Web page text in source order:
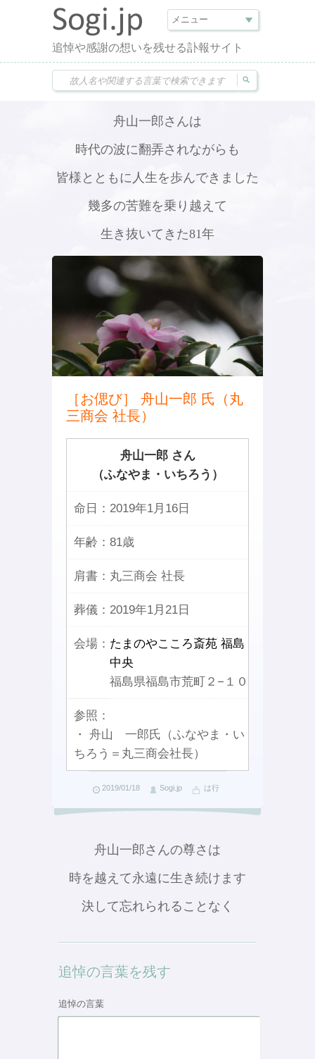
追悼や感謝の想いを残せる訃報サイト
舟山一郎さんは
時代の波に翻弄されながらも
皆様とともに人生を歩んできました
幾多の苦難を乗り越えて
生き抜いてきた81年
［お偲び］ 舟山一郎 氏（丸
三商会 社長）
舟山一郎 さん
（ふなやま・いちろう）
命日： 2019年1月16日
年齢： 81歳
肩書： 丸三商会 社長
葬儀： 2019年1月21日
会場： たまのやこころ斎苑 福島
中央
福島県福島市荒町２−１０
参照：
・ 舟山 一郎氏（ふなやま・い
ちろう＝丸三商会社長）
2019/01/18 Sogi.jp は行
舟山一郎さんの尊さは
時を越えて永遠に生き続けます
決して忘れられることなく
追悼の言葉を残す
追悼の言葉